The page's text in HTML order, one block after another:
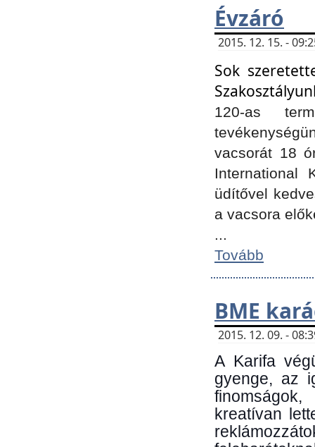
Évzáró
2015. 12. 15. -
Sok
120-as
vacsorát 18
International
üdítővel
a vacsora
...
Tovább
BME
2015. 12. 09. -
A Karifa
gyenge, az
kreatívan